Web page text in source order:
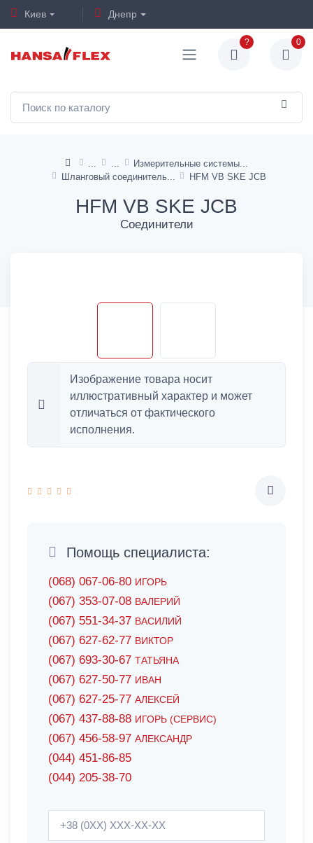
Киев Днепр
? 0
Измерительные системы
Шланговый соединитель
HFM VB SKE JCB
HFM VB SKE JCB
Соединители
Изображение товара носит
иллюстративный характер и может
отличаться от фактического
исполнения.
Помощь специалиста:
(068) 067-06-80 ИГОРЬ
(067) 353-07-08 ВАЛЕРИЙ
(067) 551-34-37 ВАСИЛИЙ
(067) 627-62-77 ВИКТОР
(067) 693-30-67 ТАТЬЯНА
(067) 627-50-77 ИВАН
(067) 627-25-77 АЛЕКСЕЙ
(067) 437-88-88 ИГОРЬ (СЕРВИС)
(067) 456-58-97 АЛЕКСАНДР
(044) 451-86-85
(044) 205-38-70